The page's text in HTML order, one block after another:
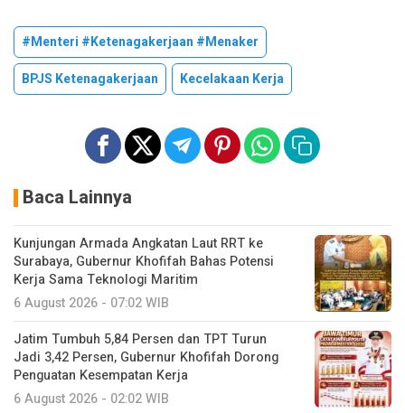
#Menteri #Ketenagakerjaan #Menaker
BPJS Ketenagakerjaan
Kecelakaan Kerja
Baca Lainnya
Kunjungan Armada Angkatan Laut RRT ke
Surabaya, Gubernur Khofifah Bahas Potensi
Kerja Sama Teknologi Maritim
6 August 2026 - 07:02 WIB
Jatim Tumbuh 5,84 Persen dan TPT Turun
Jadi 3,42 Persen, Gubernur Khofifah Dorong
Penguatan Kesempatan Kerja
6 August 2026 - 02:02 WIB